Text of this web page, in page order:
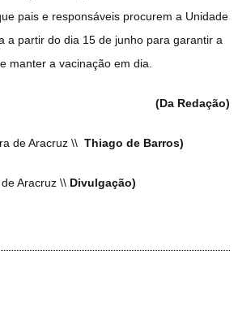
pais e responsáveis procurem a Unidade
a partir do dia 15 de junho para garantir a
manter a vacinação em dia.
(Da Redação)
de Aracruz \\ Thiago de Barros)
Aracruz \\ Divulgação)